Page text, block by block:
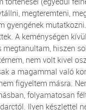
megteremteni,
gyengének
A keménységen
megtanultam, hiszen
nem volt kivel
a magammal való
figyeltem másra.
folyamatosan
Ilyen készlettel